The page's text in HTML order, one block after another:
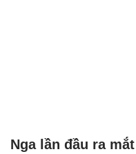
Nga lần đầu ra